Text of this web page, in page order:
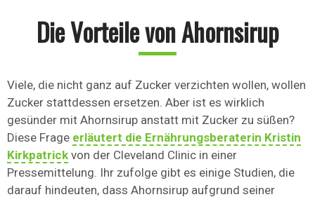
Die Vorteile von Ahornsirup
Viele, die nicht ganz auf Zucker verzichten wollen, wollen
Zucker stattdessen ersetzen. Aber ist es wirklich
gesünder mit Ahornsirup anstatt mit Zucker zu süßen?
Diese Frage erläutert die Ernährungsberaterin Kristin
Kirkpatrick von der Cleveland Clinic in einer
Pressemittelung. Ihr zufolge gibt es einige Studien, die
darauf hindeuten, dass Ahornsirup aufgrund seiner